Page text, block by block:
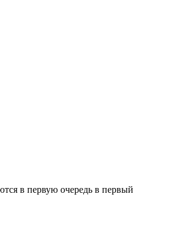
в первую очередь в первый